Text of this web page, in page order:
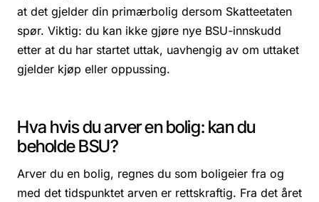
at det gjelder din primærbolig dersom Skatteetaten
spør. Viktig: du kan ikke gjøre nye BSU-innskudd
etter at du har startet uttak, uavhengig av om uttaket
gjelder kjøp eller oppussing.
Hva hvis du arver en bolig: kan du
beholde BSU?
Arver du en bolig, regnes du som boligeier fra og
med det tidspunktet arven er rettskraftig. Fra det året